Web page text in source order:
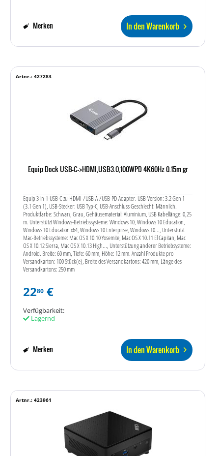
In den Warenkorb
Merken
Equip Dock USB-C->HDMI,USB3.0,100WPD 4K60Hz 0.15m gr
Equip 3-in-1-USB-C-zu-HDMI-/USB-A-/USB-PD-Adapter. USB-Version: 3.2 Gen 1
(3.1 Gen 1), USB-Stecker: USB Typ-C, USB-Anschluss Geschlecht: Männlich.
Produktfarbe: Schwarz, Grau, Gehäusematerial: Aluminium, USB Kabellänge: 0,25
m. Unterstützt Windows-Betriebssysteme: Windows 10, Windows 10 Education,
Windows 10 Education x64, Windows 10 Enterprise, Windows 10..., Unterstützt
Mac-Betriebssysteme: Mac OS X 10.10 Yosemite, Mac OS X 10.11 El Capitan, Mac
OS X 10.12 Sierra, Mac OS X 10.13 High..., Unterstützung anderer Betriebsysteme:
Android. Breite: 60 mm, Tiefe: 60 mm, Höhe: 12 mm. Anzahl Produkte pro
Versandkarton: 100 Stück(e), Breite des Versandkartons: 420 mm, Länge des
Versandkartons: 250 mm
Artnr.: 427283
2280 €
Verfügbarkeit:
Lagernd
In den Warenkorb
Merken
Artnr.: 423961